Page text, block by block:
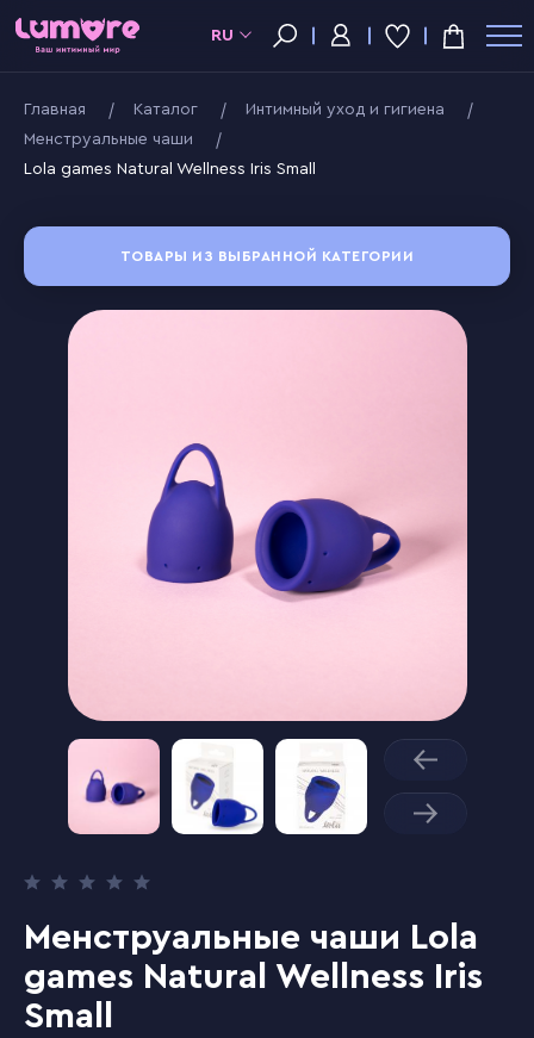
RU
Главная Kаталог
Интимный уход и гигиена
Менструальные чаши
Lola games Natural Wellness Iris Small
ТОВАРЫ ИЗ ВЫБРАННОЙ КАТЕГОРИИ
Менструальные чаши Lola
games Natural Wellness Iris
Small